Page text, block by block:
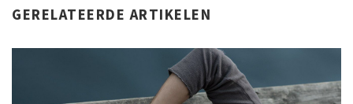
GERELATEERDE ARTIKELEN